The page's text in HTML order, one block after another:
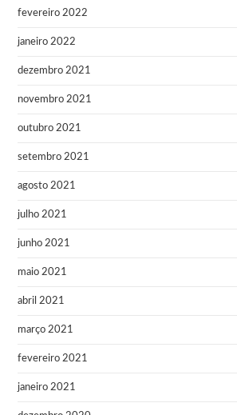
fevereiro 2022
janeiro 2022
dezembro 2021
novembro 2021
outubro 2021
setembro 2021
agosto 2021
julho 2021
junho 2021
maio 2021
abril 2021
março 2021
fevereiro 2021
janeiro 2021